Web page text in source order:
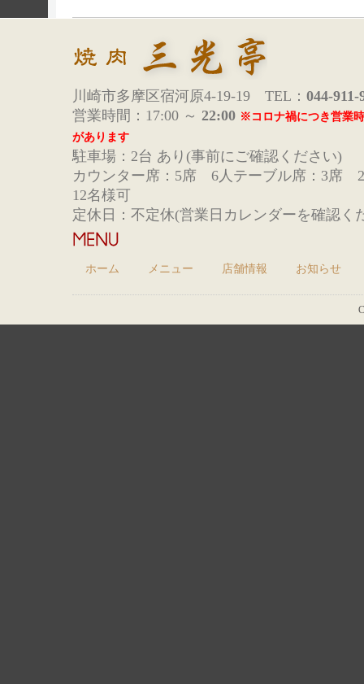
川崎市多摩区宿河原4-19-19 TEL： 044-911-
営業時間：17:00 ～ 22:00 ※コロナ禍につき営業
があります
駐車場：2台 あり(事前にご確認ください)
カウンター席：5席 6人テーブル席：3席
12名様可
定休日：不定休(営業日カレンダーを確認く
ホーム メニュー 店舗情報 お知らせ